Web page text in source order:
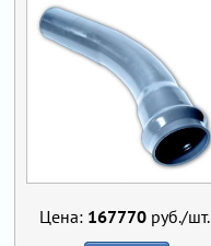
Цена: 167770руб./шт.